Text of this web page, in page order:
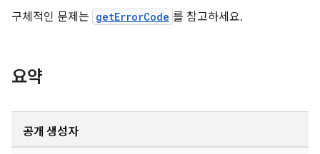
구체적인 문제는 getErrorCode 를 참고하세요.
요약
공개 생성자